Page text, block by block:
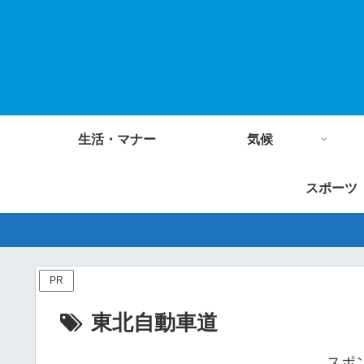
生活・マナー 気候
スポーツ
PR
東北自動車道